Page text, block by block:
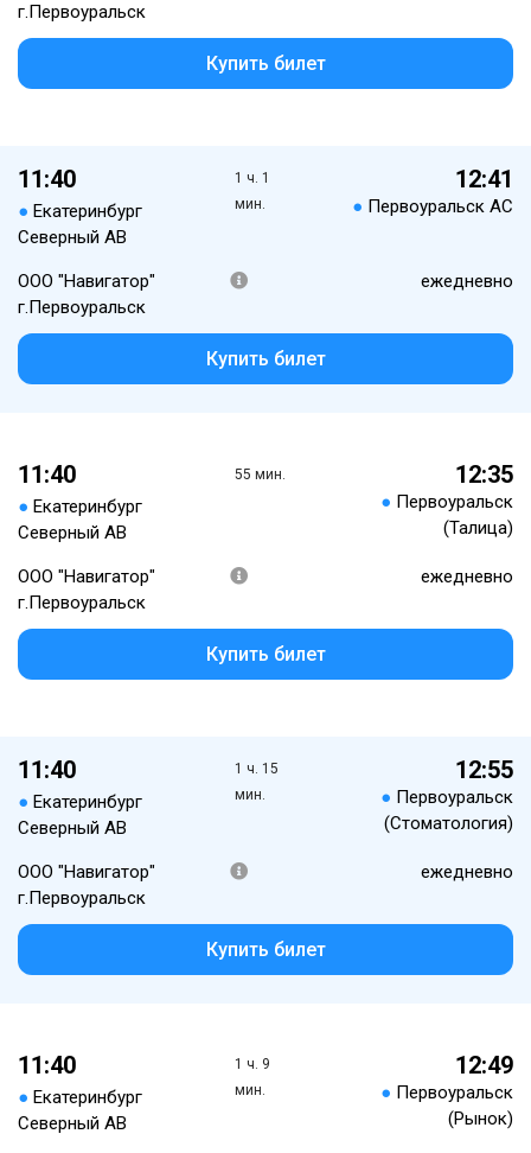
г.Первоуральск
Купить билет
11:40
● Екатеринбург
Северный АВ
1 ч. 1
мин.
12:41
● Первоуральск АС
ООО "Навигатор"
г.Первоуральск
ежедневно
Купить билет
11:40
● Екатеринбург
Северный АВ
55 мин. 12:35
● Первоуральск
(Талица)
ООО "Навигатор"
г.Первоуральск
ежедневно
Купить билет
11:40
● Екатеринбург
Северный АВ
1 ч. 15
мин.
12:55
● Первоуральск
(Стоматология)
ООО "Навигатор"
г.Первоуральск
ежедневно
Купить билет
11:40
● Екатеринбург
Северный АВ
1 ч. 9
мин.
12:49
● Первоуральск
(Рынок)